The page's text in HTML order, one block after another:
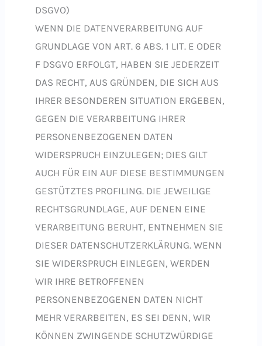
DSGVO)
WENN DIE DATENVERARBEITUNG AUF
GRUNDLAGE VON ART. 6 ABS. 1 LIT. E ODER
F DSGVO ERFOLGT, HABEN SIE JEDERZEIT
DAS RECHT, AUS GRÜNDEN, DIE SICH AUS
IHRER BESONDEREN SITUATION ERGEBEN,
GEGEN DIE VERARBEITUNG IHRER
PERSONENBEZOGENEN DATEN
WIDERSPRUCH EINZULEGEN; DIES GILT
AUCH FÜR EIN AUF DIESE BESTIMMUNGEN
GESTÜTZTES PROFILING. DIE JEWEILIGE
RECHTSGRUNDLAGE, AUF DENEN EINE
VERARBEITUNG BERUHT, ENTNEHMEN SIE
DIESER DATENSCHUTZERKLÄRUNG. WENN
SIE WIDERSPRUCH EINLEGEN, WERDEN
WIR IHRE BETROFFENEN
PERSONENBEZOGENEN DATEN NICHT
MEHR VERARBEITEN, ES SEI DENN, WIR
KÖNNEN ZWINGENDE SCHUTZWÜRDIGE